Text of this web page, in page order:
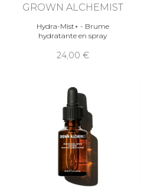
GROWN ALCHEMIST
Hydra-Mist+ - Brume
hydratante en spray
24,00